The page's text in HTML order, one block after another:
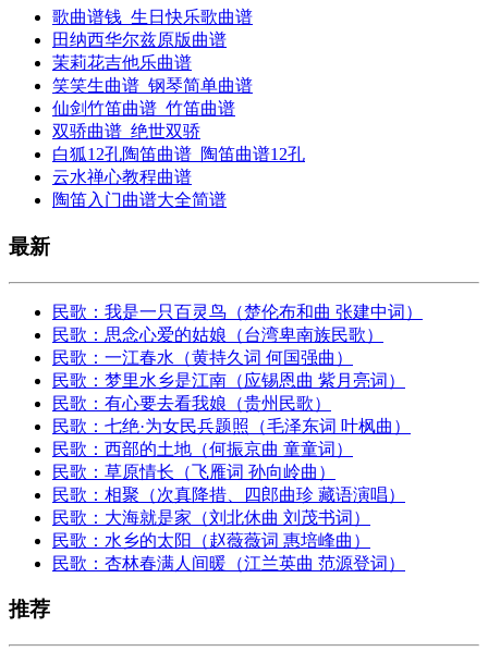
歌曲谱钱_生日快乐歌曲谱
田纳西华尔兹原版曲谱
茉莉花吉他乐曲谱
笑笑生曲谱_钢琴简单曲谱
仙剑竹笛曲谱_竹笛曲谱
双骄曲谱_绝世双骄
白狐12孔陶笛曲谱_陶笛曲谱12孔
云水禅心教程曲谱
陶笛入门曲谱大全简谱
最新
民歌：我是一只百灵鸟（楚伦布和曲 张建中词）
民歌：思念心爱的姑娘（台湾卑南族民歌）
民歌：一江春水（黄持久词 何国强曲）
民歌：梦里水乡是江南（应锡恩曲 紫月亮词）
民歌：有心要去看我娘（贵州民歌）
民歌：七绝·为女民兵题照（毛泽东词 叶枫曲）
民歌：西部的土地（何振京曲 童童词）
民歌：草原情长（飞雁词 孙向岭曲）
民歌：相聚（次真降措、四郎曲珍 藏语演唱）
民歌：大海就是家（刘北休曲 刘茂书词）
民歌：水乡的太阳（赵薇薇词 惠培峰曲）
民歌：杏林春满人间暖（江兰英曲 范源登词）
推荐